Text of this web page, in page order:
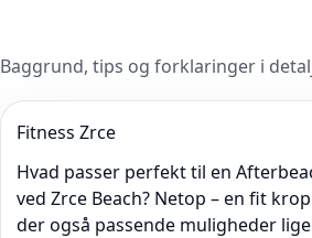
Baggrund, tips og forklaringer i
Fitness Zrce
Hvad passer perfekt til en
ved Zrce Beach? Netop – en fit
der også passende muligheder